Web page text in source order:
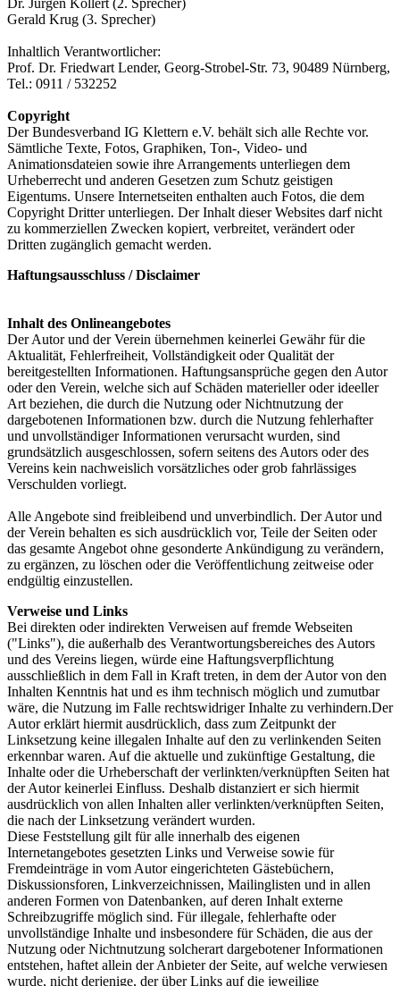
Gerald Krug (3. Sprecher)
Inhaltlich Verantwortlicher:
Prof. Dr. Friedwart Lender, Georg-Strobel-Str. 73, 90489 Nürnberg,
Tel.: 0911 / 532252
Copyright
Der Bundesverband IG Klettern e.V. behält sich alle Rechte vor.
Sämtliche Texte, Fotos, Graphiken, Ton-, Video- und
Animationsdateien sowie ihre Arrangements unterliegen dem
Urheberrecht und anderen Gesetzen zum Schutz geistigen
Eigentums. Unsere Internetseiten enthalten auch Fotos, die dem
Copyright Dritter unterliegen. Der Inhalt dieser Websites darf nicht
zu kommerziellen Zwecken kopiert, verbreitet, verändert oder
Dritten zugänglich gemacht werden.
Haftungsausschluss / Disclaimer
Inhalt des Onlineangebotes
Der Autor und der Verein übernehmen keinerlei Gewähr für die
Aktualität, Fehlerfreiheit, Vollständigkeit oder Qualität der
bereitgestellten Informationen. Haftungsansprüche gegen den Autor
oder den Verein, welche sich auf Schäden materieller oder ideeller
Art beziehen, die durch die Nutzung oder Nichtnutzung der
dargebotenen Informationen bzw. durch die Nutzung fehlerhafter
und unvollständiger Informationen verursacht wurden, sind
grundsätzlich ausgeschlossen, sofern seitens des Autors oder des
Vereins kein nachweislich vorsätzliches oder grob fahrlässiges
Verschulden vorliegt.
Alle Angebote sind freibleibend und unverbindlich. Der Autor und
der Verein behalten es sich ausdrücklich vor, Teile der Seiten oder
das gesamte Angebot ohne gesonderte Ankündigung zu verändern,
zu ergänzen, zu löschen oder die Veröffentlichung zeitweise oder
endgültig einzustellen.
Verweise und Links
Bei direkten oder indirekten Verweisen auf fremde Webseiten
("Links"), die außerhalb des Verantwortungsbereiches des Autors
und des Vereins liegen, würde eine Haftungsverpflichtung
ausschließlich in dem Fall in Kraft treten, in dem der Autor von den
Inhalten Kenntnis hat und es ihm technisch möglich und zumutbar
wäre, die Nutzung im Falle rechtswidriger Inhalte zu verhindern.Der
Autor erklärt hiermit ausdrücklich, dass zum Zeitpunkt der
Linksetzung keine illegalen Inhalte auf den zu verlinkenden Seiten
erkennbar waren. Auf die aktuelle und zukünftige Gestaltung, die
Inhalte oder die Urheberschaft der verlinkten/verknüpften Seiten hat
der Autor keinerlei Einfluss. Deshalb distanziert er sich hiermit
ausdrücklich von allen Inhalten aller verlinkten/verknüpften Seiten,
die nach der Linksetzung verändert wurden.
Diese Feststellung gilt für alle innerhalb des eigenen
Internetangebotes gesetzten Links und Verweise sowie für
Fremdeinträge in vom Autor eingerichteten Gästebüchern,
Diskussionsforen, Linkverzeichnissen, Mailinglisten und in allen
anderen Formen von Datenbanken, auf deren Inhalt externe
Schreibzugriffe möglich sind. Für illegale, fehlerhafte oder
unvollständige Inhalte und insbesondere für Schäden, die aus der
Nutzung oder Nichtnutzung solcherart dargebotener Informationen
entstehen, haftet allein der Anbieter der Seite, auf welche verwiesen
wurde, nicht derjenige, der über Links auf die jeweilige